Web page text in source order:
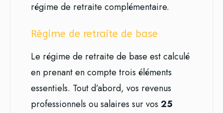
régime de retraite complémentaire.
Régime de retraite de base
Le régime de retraite de base est calculé
en prenant en compte trois éléments
essentiels. Tout d’abord, vos revenus
professionnels ou salaires sur vos 25